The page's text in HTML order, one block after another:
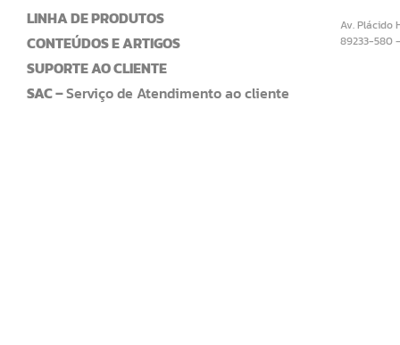
LINHA DE PRODUTOS
CONTEÚDOS E ARTIGOS
SUPORTE AO CLIENTE
SAC –Serviço de Atendimento ao cliente
Av. Plácido
89233-580